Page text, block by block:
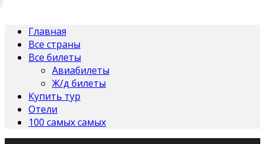
Главная
Все страны
Все билеты
Авиабилеты
Ж/д билеты
Купить тур
Отели
100 самых самых